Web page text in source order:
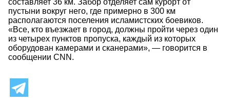
составляет 36 км. Забор отделяет сам курорт от
пустыни вокруг него, где примерно в 300 км
располагаются поселения исламистских боевиков.
«Все, кто въезжает в город, должны пройти через один
из четырех пунктов пропуска, каждый из которых
оборудован камерами и сканерами», — говорится в
сообщении CNN.